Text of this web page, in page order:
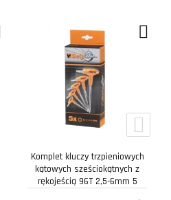
Komplet kluczy trzpieniowych
kątowych sześciokątnych z
rękojeścią 96T 2,5-6mm 5